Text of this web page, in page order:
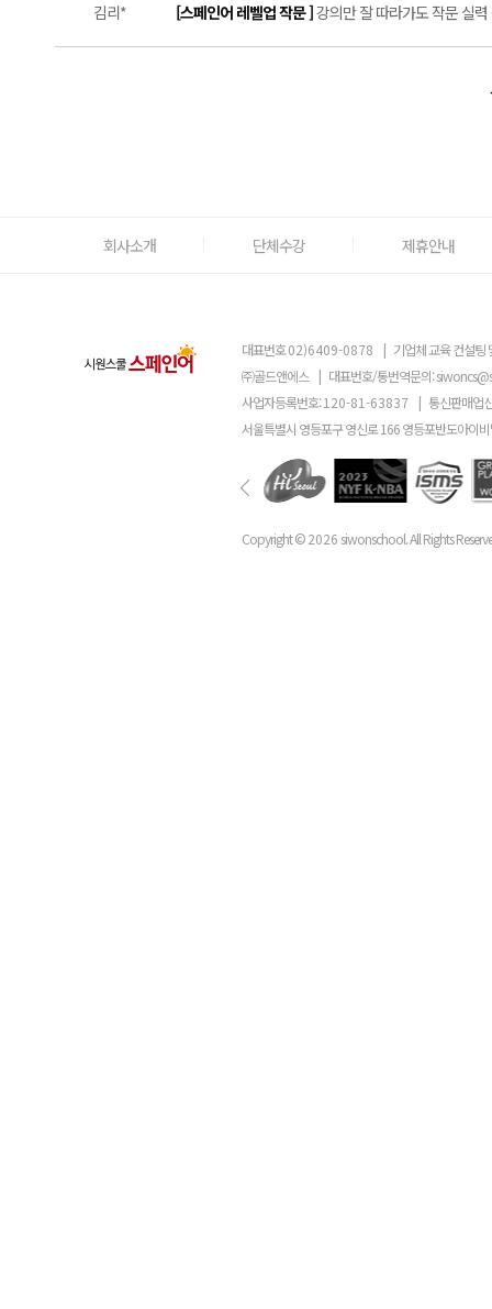
김리* [스페인어 레벨업 작문 ]강의만 잘 따라가도 작문 실
회사소개 단체수강 제휴안내
대표번호02)6409-0878 | 기업체 교육 컨설팅
㈜골드앤에스 | 대표번호/통번역문의:
사업자등록번호:120-81-63837 | 통신판매업
서울특별시 영등포구 영신로 166 영등포반도아이
Copyright ©2026 siwonschool. All Rights